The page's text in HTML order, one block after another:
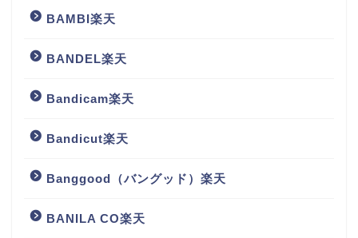
BAMBI楽天
BANDEL楽天
Bandicam楽天
Bandicut楽天
Banggood（バングッド）楽天
BANILA CO楽天